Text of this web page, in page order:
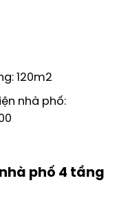
120m2
nhà phố:
phố 4 tầng